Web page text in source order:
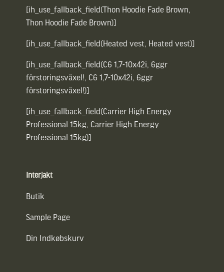
[ih_use_fallback_field(Thon Hoodie Fade Brown,
Thon Hoodie Fade Brown)]
[ih_use_fallback_field(Heated vest, Heated vest)]
[ih_use_fallback_field(C6 1,7-10x42i, 6ggr
förstoringsväxel!, C6 1,7-10x42i, 6ggr
förstoringsväxel!)]
[ih_use_fallback_field(Carrier High Energy
Professional 15kg, Carrier High Energy
Professional 15kg)]
Interjakt
Butik
Sample Page
Din Indkøbskurv